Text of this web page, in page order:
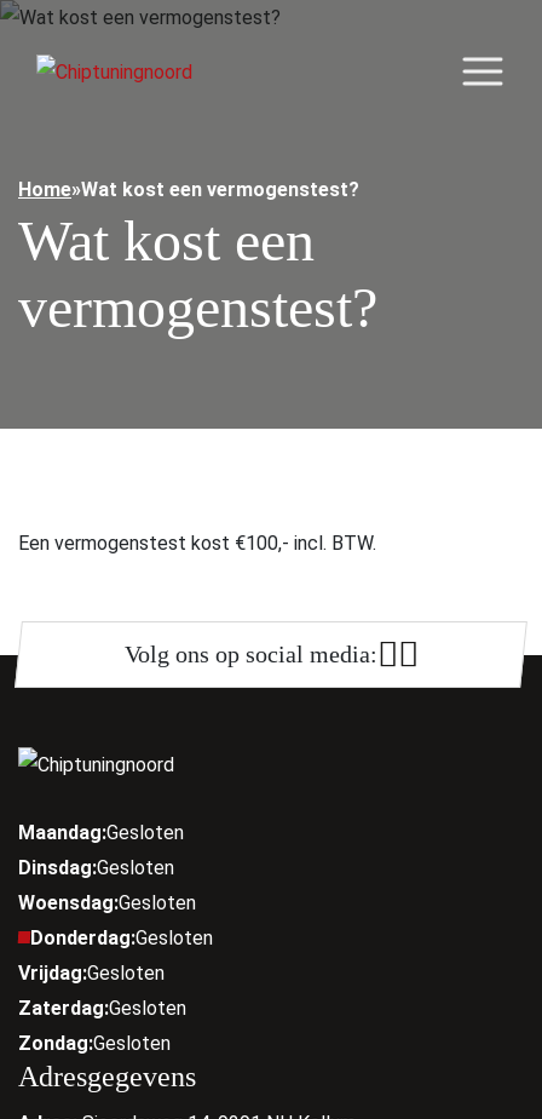
Home»Wat kost een vermogenstest?
Wat kost een
vermogenstest?
Een vermogenstest kost €100,- incl. BTW.
Volg ons op social media:
Maandag:Gesloten
Dinsdag:Gesloten
Woensdag:Gesloten
Donderdag:Gesloten
Vrijdag:Gesloten
Zaterdag:Gesloten
Zondag:Gesloten
Adresgegevens